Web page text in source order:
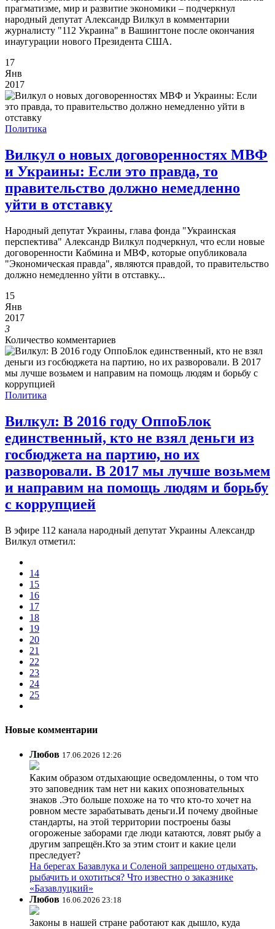
прагматизме, мир и развитие экономики – подчеркнул
народный депутат Александр Вилкул в комментарии
журналисту "112 Украина" в Вашингтоне после окончания
инаугурации нового Президента США.
17
Янв
2017
Политика
Вилкул о новых договоренностях МВФ
и Украины: Если это правда, то
правительство должно немедленно
уйти в отставку
Народный депутат Украины, глава фонда "Украинская
перспектива" Александр Вилкул подчеркнул, что если новые
договоренности Кабмина и МВФ, которые опубликовала
"Экономическая правда", являются правдой, то правительство
должно немедленно уйти в отставку...
15
Янв
2017
3
Количество комментариев
Политика
Вилкул: В 2016 году ОппоБлок
единственный, кто не взял деньги из
госбюджета на партию, но их
разворовали. В 2017 мы лучше возьмем
и направим на помощь людям и борьбу
с коррупцией
В эфире 112 канала народный депутат Украины Александр
Вилкул отметил:
14
15
16
17
18
19
20
21
22
23
24
25
Новые комментарии
Любов 17.06.2026 12:26
Каким образом отдыхающие осведомленны, о том что
это заповедник там нет ни каких опозновательных
знаков .Это больше похоже на то что кто-то хочет на
ровном месте зарабатывать деньги.И почему двойные
стандарты, на этой территории построены базы
огороженые заборами где люди катаются, ловят рыбу а
другим запрещён.Кто за этим стоит и какие цели
преследует?
На берегах Базавлука и Соленой запрещено отдыхать,
рыбачить и охотиться? Что известно о заказнике
«Базавлуцкий»
Любов 16.06.2026 23:18
Законы в нашей стране работают как дышло, куда